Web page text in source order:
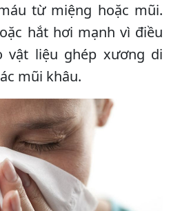
từ miệng hoặc mũi.
hắt hơi mạnh vì điều
vật liệu ghép xương di
mũi khâu.